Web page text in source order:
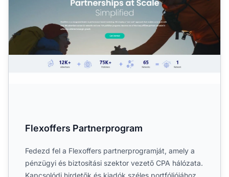
Flexoffers Partnerprogram
Fedezd fel a Flexoffers partnerprogramját, amely a
pénzügyi és biztosítási szektor vezető CPA hálózata.
Kapcsolódj hirdetők és kiadók széles portfóliójához,